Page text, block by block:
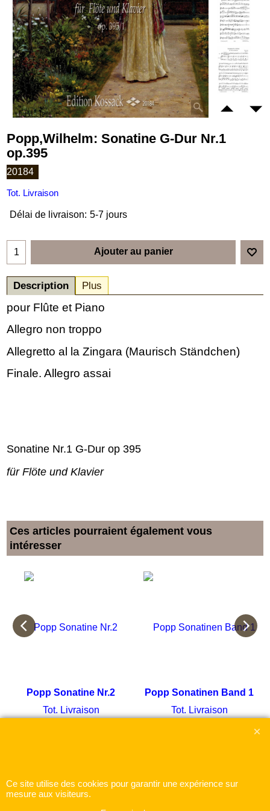
Popp,Wilhelm: Sonatine G-Dur Nr.1
op.395
20184
Tot. Livraison
Délai de livraison: 5-7 jours
Ajouter au panier
Description Plus
pour Flûte et Piano
Allegro non troppo
Allegretto al la Zingara (Maurisch Ständchen)
Finale. Allegro assai
Sonatine Nr.1 G-Dur op 395
für Flöte und Klavier
Ces articles pourraient également vous
intéresser
Popp Sonatine Nr.2
Tot. Livraison
Popp Sonatinen Band 1
Tot. Livraison
Ce site utilise des cookies pour garantir une expérience sur
mesure aux visiteurs.